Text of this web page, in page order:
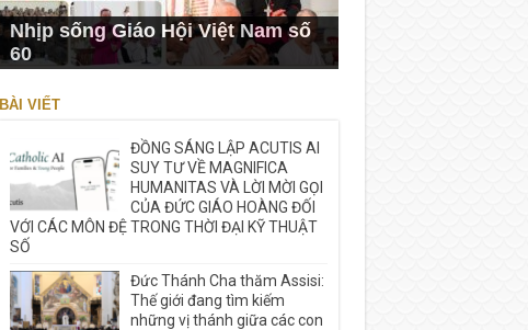
Nhịp sống Giáo Hội Việt Nam số
60
BÀI VIẾT
ĐỒNG SÁNG LẬP ACUTIS AI
SUY TƯ VỀ MAGNIFICA
HUMANITAS VÀ LỜI MỜI GỌI
CỦA ĐỨC GIÁO HOÀNG ĐỐI
VỚI CÁC MÔN ĐỆ TRONG THỜI ĐẠI KỸ THUẬT
SỐ
Đức Thánh Cha thăm Assisi:
Thế giới đang tìm kiếm
những vị thánh giữa các con